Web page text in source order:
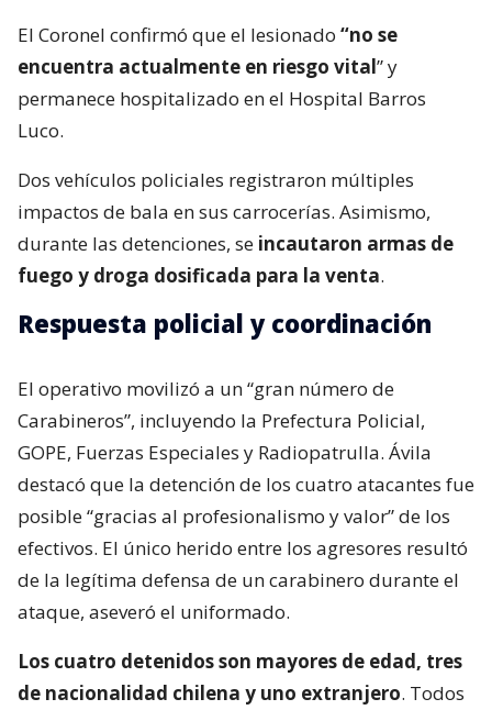
El Coronel confirmó que el lesionado “no se
encuentra actualmente en riesgo vital” y
permanece hospitalizado en el Hospital Barros
Luco.
Dos vehículos policiales registraron múltiples
impactos de bala en sus carrocerías. Asimismo,
durante las detenciones, se incautaron armas de
fuego y droga dosificada para la venta.
Respuesta policial y coordinación
El operativo movilizó a un “gran número de
Carabineros”, incluyendo la Prefectura Policial,
GOPE, Fuerzas Especiales y Radiopatrulla. Ávila
destacó que la detención de los cuatro atacantes fue
posible “gracias al profesionalismo y valor” de los
efectivos. El único herido entre los agresores resultó
de la legítima defensa de un carabinero durante el
ataque, aseveró el uniformado.
Los cuatro detenidos son mayores de edad, tres
de nacionalidad chilena y uno extranjero. Todos